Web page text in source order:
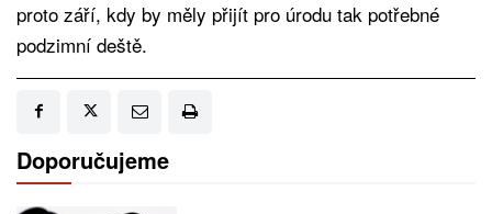
proto září, kdy by měly přijít pro úrodu tak potřebné
podzimní deště.
Doporučujeme